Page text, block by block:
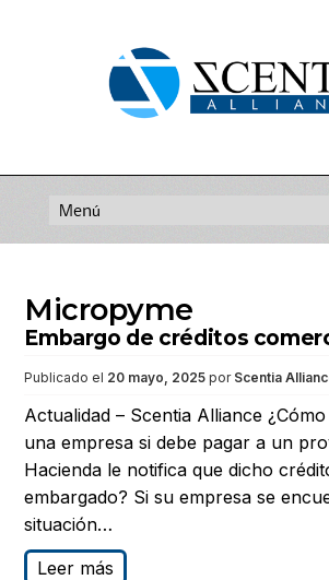
contenido
Micropyme
Embargo de créditos
Publicado el 20 mayo, 2025 por Scentia
Actualidad – Scentia Alliance
una empresa si debe pagar a un
Hacienda le notifica que dicho
embargado? Si su empresa se
situación…
Leer más